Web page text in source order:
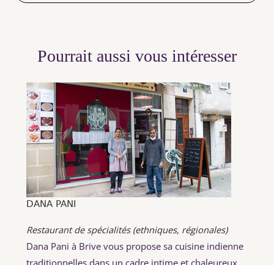
Pourrait aussi vous intéresser
DANA PANI
Restaurant de spécialités (ethniques, régionales)
Dana Pani à Brive vous propose sa cuisine indienne
traditionnelles dans un cadre intime et chaleureux.